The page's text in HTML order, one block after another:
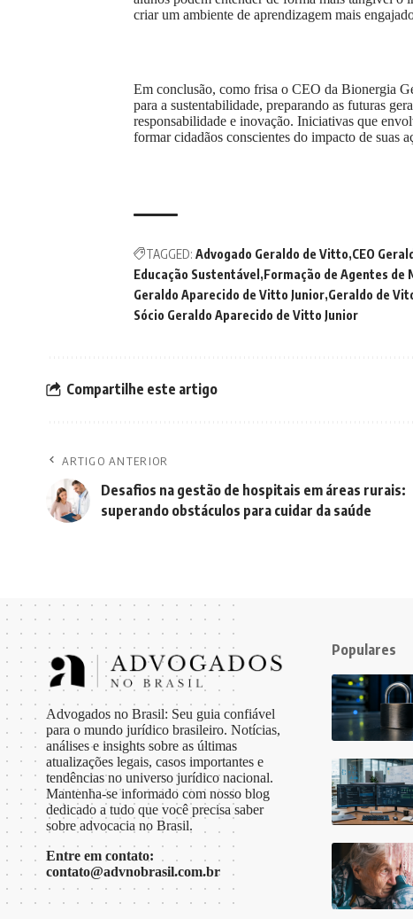
criar um ambiente de aprendizagem mais
Em conclusão, como frisa o CEO da Bionergia
para a sustentabilidade, preparando as futuras
responsabilidade e inovação. Iniciativas que
formar cidadãos conscientes do impacto de suas
TAGGED: Advogado Geraldo de Vitto CEO
Educação Sustentável Formação de Agentes de
Geraldo Aparecido de Vitto Junior Geraldo de
Sócio Geraldo Aparecido de Vitto Junior
Compartilhe este artigo
ARTIGO ANTERIOR
Desafios na gestão de hospitais em áreas rurais:
superando obstáculos para cuidar da saúde
Advogados no Brasil: Seu guia confiável
para o mundo jurídico brasileiro. Notícias,
análises e insights sobre as últimas
atualizações legais, casos importantes e
tendências no universo jurídico nacional.
Mantenha-se informado com nosso blog
dedicado a tudo que você precisa saber
sobre advocacia no Brasil.
Entre em contato:
contato@advnobrasil.com.br
Populares